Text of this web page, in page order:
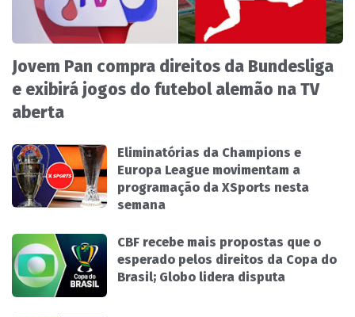
Jovem Pan compra direitos da Bundesliga
e exibirá jogos do futebol alemão na TV
aberta
Eliminatórias da Champions e
Europa League movimentam a
programação da XSports nesta
semana
CBF recebe mais propostas que o
esperado pelos direitos da Copa do
Brasil; Globo lidera disputa